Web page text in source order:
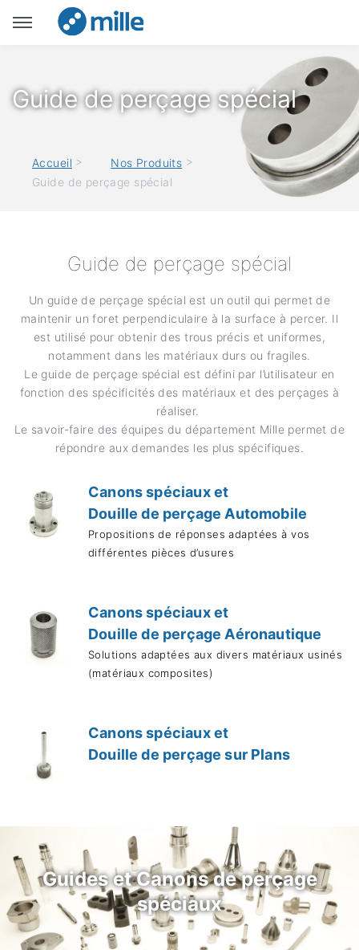
Guide de perçage spécial
Accueil > Nos Produits >
Guide de perçage spécial
Guide de perçage spécial
Un guide de perçage spécial est un outil qui permet de
maintenir un foret perpendiculaire à la surface à percer. Il
est utilisé pour obtenir des trous précis et uniformes,
notamment dans les matériaux durs ou fragiles.
Le guide de perçage spécial est défini par l’utilisateur en
fonction des spécificités des matériaux et des perçages à
réaliser.
Le savoir-faire des équipes du département Mille permet de
répondre aux demandes les plus spécifiques.
Canons spéciaux et
Douille de perçage Automobile
Propositions de réponses adaptées à vos
différentes pièces d’usures
Canons spéciaux et
Douille de perçage Aéronautique
Solutions adaptées aux divers matériaux usinés
(matériaux composites)
Canons spéciaux et
Douille de perçage sur Plans
Guides et Canons de perçage
spéciaux